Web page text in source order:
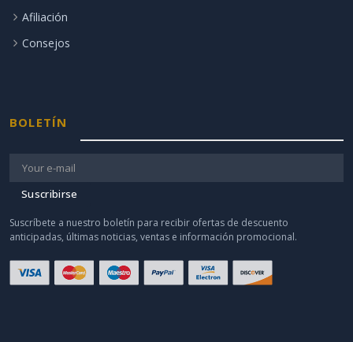
Afiliación
Consejos
BOLETÍN
Suscribirse
Suscríbete a nuestro boletín para recibir ofertas de descuento
anticipadas, últimas noticias, ventas e información promocional.